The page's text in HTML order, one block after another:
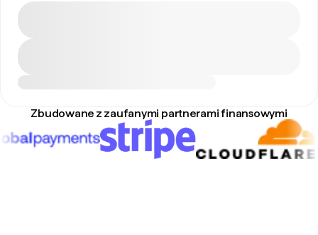
Zbudowane z zaufanymi partnerami finansowymi